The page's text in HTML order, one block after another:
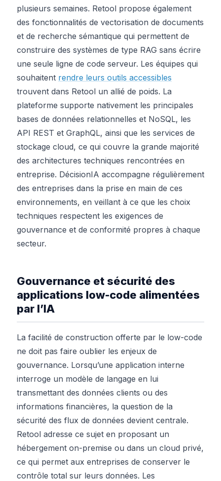
plusieurs semaines. Retool propose également
des fonctionnalités de vectorisation de documents
et de recherche sémantique qui permettent de
construire des systèmes de type RAG sans écrire
une seule ligne de code serveur. Les équipes qui
souhaitent rendre leurs outils accessibles
trouvent dans Retool un allié de poids. La
plateforme supporte nativement les principales
bases de données relationnelles et NoSQL, les
API REST et GraphQL, ainsi que les services de
stockage cloud, ce qui couvre la grande majorité
des architectures techniques rencontrées en
entreprise. DécisionIA accompagne régulièrement
des entreprises dans la prise en main de ces
environnements, en veillant à ce que les choix
techniques respectent les exigences de
gouvernance et de conformité propres à chaque
secteur.
Gouvernance et sécurité des
applications low-code alimentées
par l’IA
La facilité de construction offerte par le low-code
ne doit pas faire oublier les enjeux de
gouvernance. Lorsqu’une application interne
interroge un modèle de langage en lui
transmettant des données clients ou des
informations financières, la question de la
sécurité des flux de données devient centrale.
Retool adresse ce sujet en proposant un
hébergement on-premise ou dans un cloud privé,
ce qui permet aux entreprises de conserver le
contrôle total sur leurs données. Les